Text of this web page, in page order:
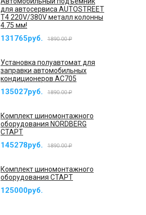
для автосервиса AUTOSTREET
T4 220V/380V металл колонны
4.75 мм!
131765руб. 1890.00 ₽
Установка полуавтомат для
заправки автомобильных
кондиционеров AC705
135027руб. 1890.00 ₽
Комплект шиномонтажного
оборудования NORDBERG
СТАРТ
145278руб. 1890.00 ₽
Комплект шиномонтажного
оборудования СТАРТ
125000руб.